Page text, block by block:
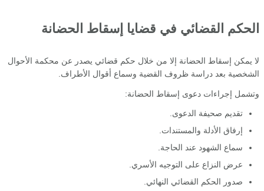
الحكم القضائي في قضايا إسقاط الحضانة
لا يمكن إسقاط الحضانة إلا من خلال حكم قضائي يصدر عن محكمة الأحوال
الشخصية بعد دراسة ظروف القضية وسماع أقوال الأطراف.
وتشمل إجراءات دعوى إسقاط الحضانة:
تقديم صحيفة الدعوى.
إرفاق الأدلة والمستندات.
سماع الشهود عند الحاجة.
عرض النزاع على التوجيه الأسري.
صدور الحكم القضائي النهائي.